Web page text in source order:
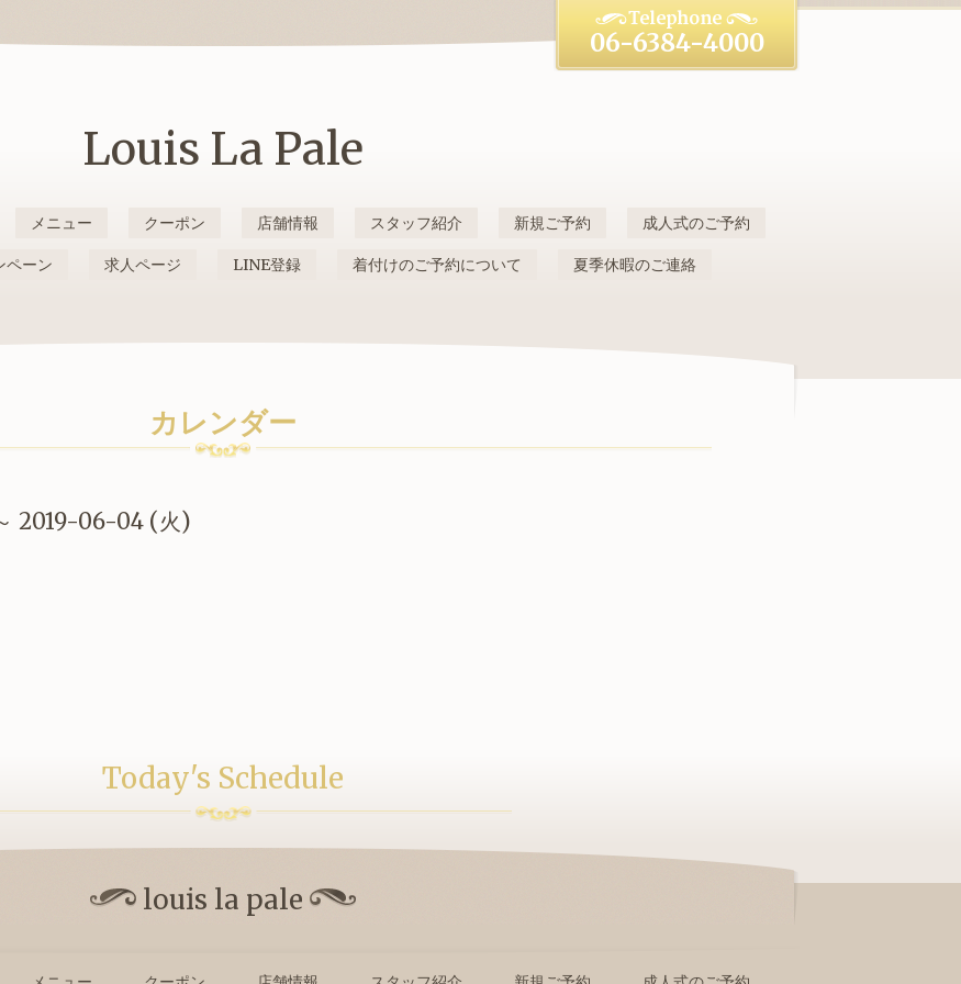
Louis La Pale
06-6384-4000
メニュー クーポン 店舗情報 スタッフ紹介 新規ご予約 成人式のご予約
ペーン 求人ページ LINE登録 着付けのご予約について 夏季休暇のご連絡
カレンダー
2019-06-04 (火)
Today's Schedule
louis la pale